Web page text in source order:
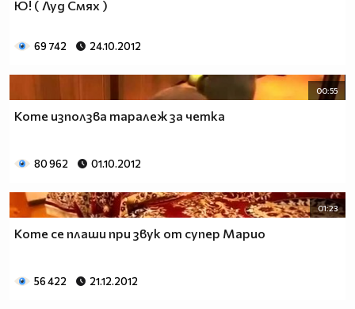
Ю! ( Луд Смях )
69 742 24.10.2012
00:55
Коте използва таралеж за четка
80 962 01.10.2012
01:23
Коте се плаши при звук от супер Марио
56 422 21.12.2012